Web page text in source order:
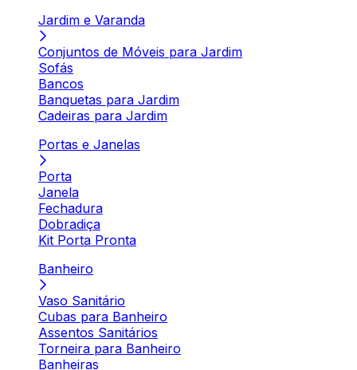
Jardim e Varanda
Conjuntos de Móveis para Jardim
Sofás
Bancos
Banquetas para Jardim
Cadeiras para Jardim
Portas e Janelas
Porta
Janela
Fechadura
Dobradiça
Kit Porta Pronta
Banheiro
Vaso Sanitário
Cubas para Banheiro
Assentos Sanitários
Torneira para Banheiro
Banheiras